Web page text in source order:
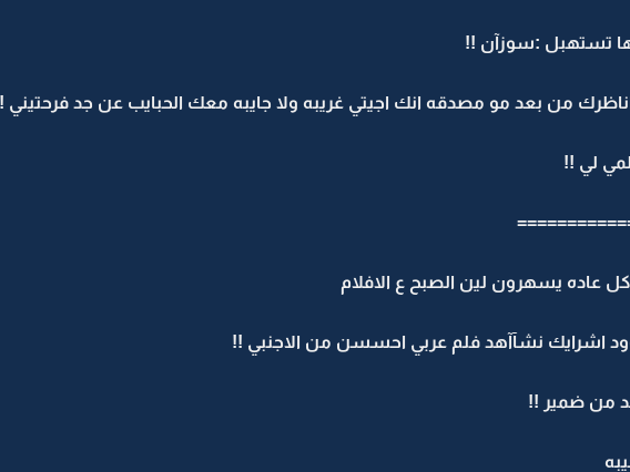
تستهبل :سوزآن !!
من بعد مو مصدقه انك اجيتي غريبه ولا جايبه معك الحبايب عن جد فرحتيني
لي !!
عاده يسهرون لين الصبح ع الافلام
اشرايك نشآآهد فلم عربي احسسن من الاجنبي !!
من ضمير !!